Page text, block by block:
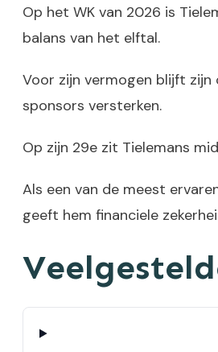
Op het WK van 2026 is
balans van het elftal.
Voor zijn vermogen blijft zijn
sponsors versterken.
Op zijn 29e zit Tielemans
Als een van de meest
geeft hem financiele